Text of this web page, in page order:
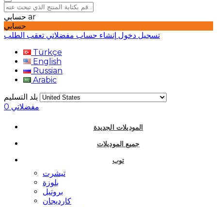
ar
حسابي
تسجيل دخول إنشاء حساب مفضلاتي تعقب الطلب
Türkçe
English
Russian
Arabic
بلد التسليم
مفضلاتي 0
الموديلات الجديدة
جميع الموديلات
توب
تيشرت
بلوزة
بروتيل
كارديجان